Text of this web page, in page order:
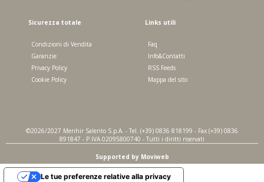
Sicurezza totale
Condizioni di Vendita
Garanzie
Privacy Policy
Cookie Policy
Links utili
Faq
Info&Contatti
RSS Feeds
Mappa del sito
©2026/2027 Menhir Salento S.p.A. - Tel. (+39) 0836 818199 - Fax (+39) 0836
891847 - P.IVA 02095800740 - Tutti i diritti riservati
Supported by Moviweb
Le tue preferenze relative alla privacy